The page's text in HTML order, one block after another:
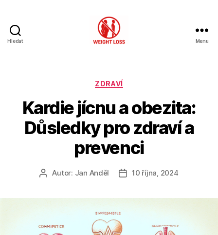
Hledat Menu
Rubriky
ZDRAVÍ
Kardie jícnu a obezita:
Důsledky pro zdraví a
prevenci
AutorAutor: Jan Anděl
Datum
10 října, 2024